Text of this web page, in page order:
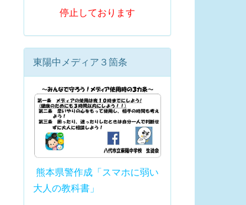
停止しております
東陽中メディア３箇条
熊本県警作成「スマホに弱い
大人の教科書」